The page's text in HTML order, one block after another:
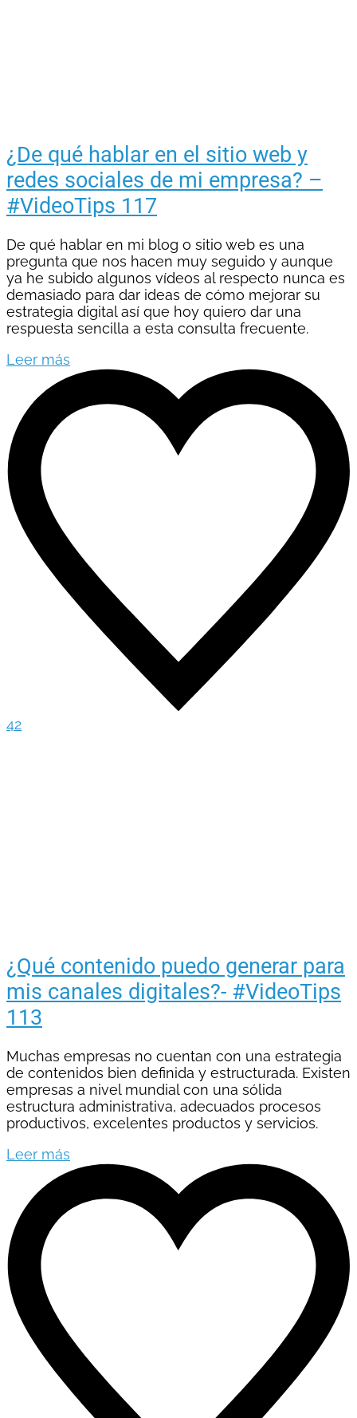
¿De qué hablar en el sitio web y
redes sociales de mi empresa? –
#VideoTips 117
De qué hablar en mi blog o sitio web es una
pregunta que nos hacen muy seguido y aunque
ya he subido algunos vídeos al respecto nunca es
demasiado para dar ideas de cómo mejorar su
estrategia digital así que hoy quiero dar una
respuesta sencilla a esta consulta frecuente.
Leer más
42
¿Qué contenido puedo generar para
mis canales digitales?- #VideoTips
113
Muchas empresas no cuentan con una estrategia
de contenidos bien definida y estructurada. Existen
empresas a nivel mundial con una sólida
estructura administrativa, adecuados procesos
productivos, excelentes productos y servicios.
Leer más